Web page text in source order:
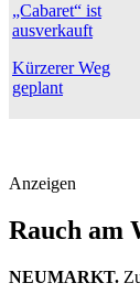
„Cabaret“ ist
ausverkauft
Kürzerer Weg
geplant
Anzeigen
Rauch am
NEUMARKT.